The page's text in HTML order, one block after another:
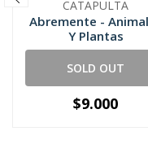
CATAPULTA
Abremente -
Y Plantas
SOLD OUT
$9.000